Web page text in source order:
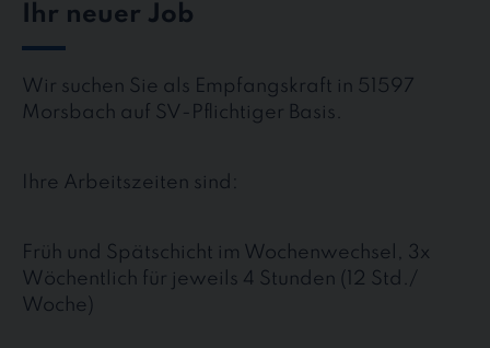
Ihr neuer Job
Wir suchen Sie als Empfangskraft in 51597
Morsbach auf SV-Pflichtiger Basis.
Ihre Arbeitszeiten sind:
Früh und Spätschicht im Wochenwechsel, 3x
Wöchentlich für jeweils 4 Stunden (12 Std./
Woche)